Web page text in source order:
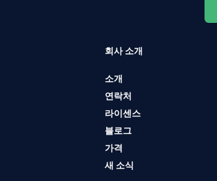
회사 소개
소개
연락처
라이센스
블로그
가격
새 소식